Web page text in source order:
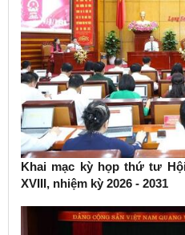
Khai mạc kỳ họp thứ tư
XVIII, nhiệm kỳ 2026 - 2031